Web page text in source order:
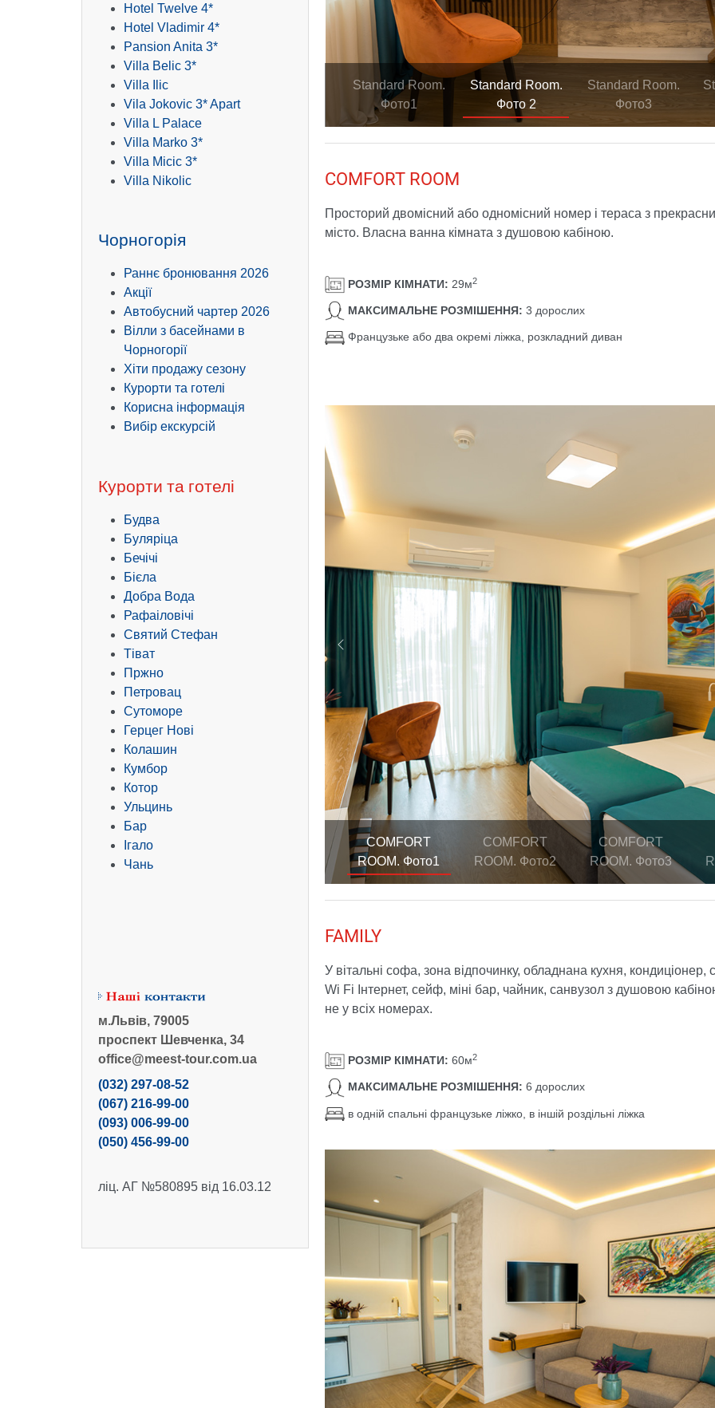
Hotel Twelve 4*
Hotel Vladimir 4*
Pansion Anita 3*
Villa Belic 3*
Villa Ilic
Vila Jokovic 3* Apart
Villa L Palace
Villa Marko 3*
Villa Micic 3*
Villa Nikolic
Чорногорія
Раннє бронювання 2026
Акції
Автобусний чартер 2026
Вілли з басейнами в
Чорногорії
Хіти продажу сезону
Курорти та готелі
Корисна інформація
Вибір екскурсій
Курорти та готелі
Будва
Буляріца
Бечічі
Бієла
Добра Вода
Рафаіловічі
Святий Стефан
Тіват
Пржно
Петровац
Сутоморе
Герцег Нові
Колашин
Кумбор
Котор
Ульцинь
Бар
Ігало
Чань
м.Львів, 79005
проспект Шевченка, 34
office@meest-tour.com.ua
(032) 297-08-52
(067) 216-99-00
(093) 006-99-00
(050) 456-99-00
ліц. АГ №580895 від 16.03.12
Standard Room.
Фото1
Standard Room.
Фото 2
Standard Room.
Фото3
COMFORT ROOM
Просторий двомісний або одномісний номер і тераса з
місто. Власна ванна кімната з душовою кабіною.
РОЗМІР КІМНАТИ: 29м2
МАКСИМАЛЬНЕ РОЗМІШЕННЯ: 3 дорослих
Французьке або два окремі ліжка, розкладний диван
COMFORT
ROOM. Фото1
COMFORT
ROOM. Фото2
COMFORT
ROOM. Фото3
Previous
FAMILY
У вітальні софа, зона відпочинку, обладнана кухня, кондиціонер,
Wi Fi Інтернет, сейф, міні бар, чайник, санвузол з душовою
не у всіх номерах.
РОЗМІР КІМНАТИ: 60м2
МАКСИМАЛЬНЕ РОЗМІШЕННЯ: 6 дорослих
в одній спальні французьке ліжко, в іншій роздільні ліжка